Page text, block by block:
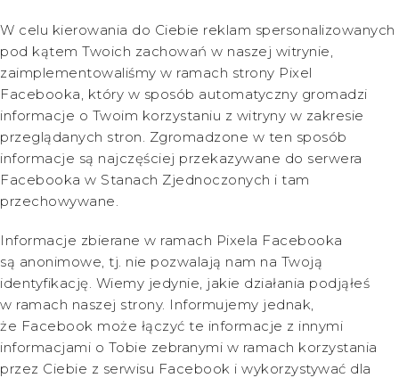
W celu kierowania do Ciebie reklam spersonalizowanych
pod kątem Twoich zachowań w naszej witrynie,
zaimplementowaliśmy w ramach strony Pixel
Facebooka, który w sposób automatyczny gromadzi
informacje o Twoim korzystaniu z witryny w zakresie
przeglądanych stron. Zgromadzone w ten sposób
informacje są najczęściej przekazywane do serwera
Facebooka w Stanach Zjednoczonych i tam
przechowywane.
Informacje zbierane w ramach Pixela Facebooka
są anonimowe, tj. nie pozwalają nam na Twoją
identyfikację. Wiemy jedynie, jakie działania podjąłeś
w ramach naszej strony. Informujemy jednak,
że Facebook może łączyć te informacje z innymi
informacjami o Tobie zebranymi w ramach korzystania
przez Ciebie z serwisu Facebook i wykorzystywać dla